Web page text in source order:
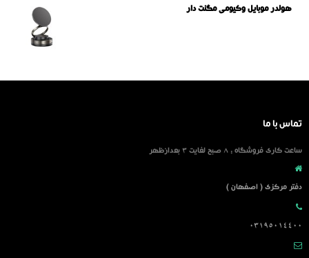
هولدر موبایل وکیومی مگنت دار
تماس با ما
ساعت کاری فروشگاه : 8 صبح لغایت 3 بعدازظهر
دفتر مرکزی ( اصفهان )
03195014400